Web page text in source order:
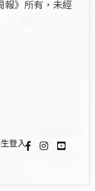
報》所有，未經
登入